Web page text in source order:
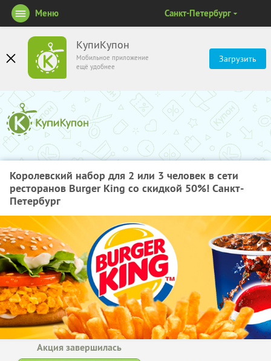
КупиКупон
Мобильное приложение
ещё удобнее
Загрузить
Меню Санкт-Петербург
Королевский набор для 2 или 3 человек в сети
ресторанов Burger King со скидкой 50%! Санкт-
Петербург
Акция завершилась